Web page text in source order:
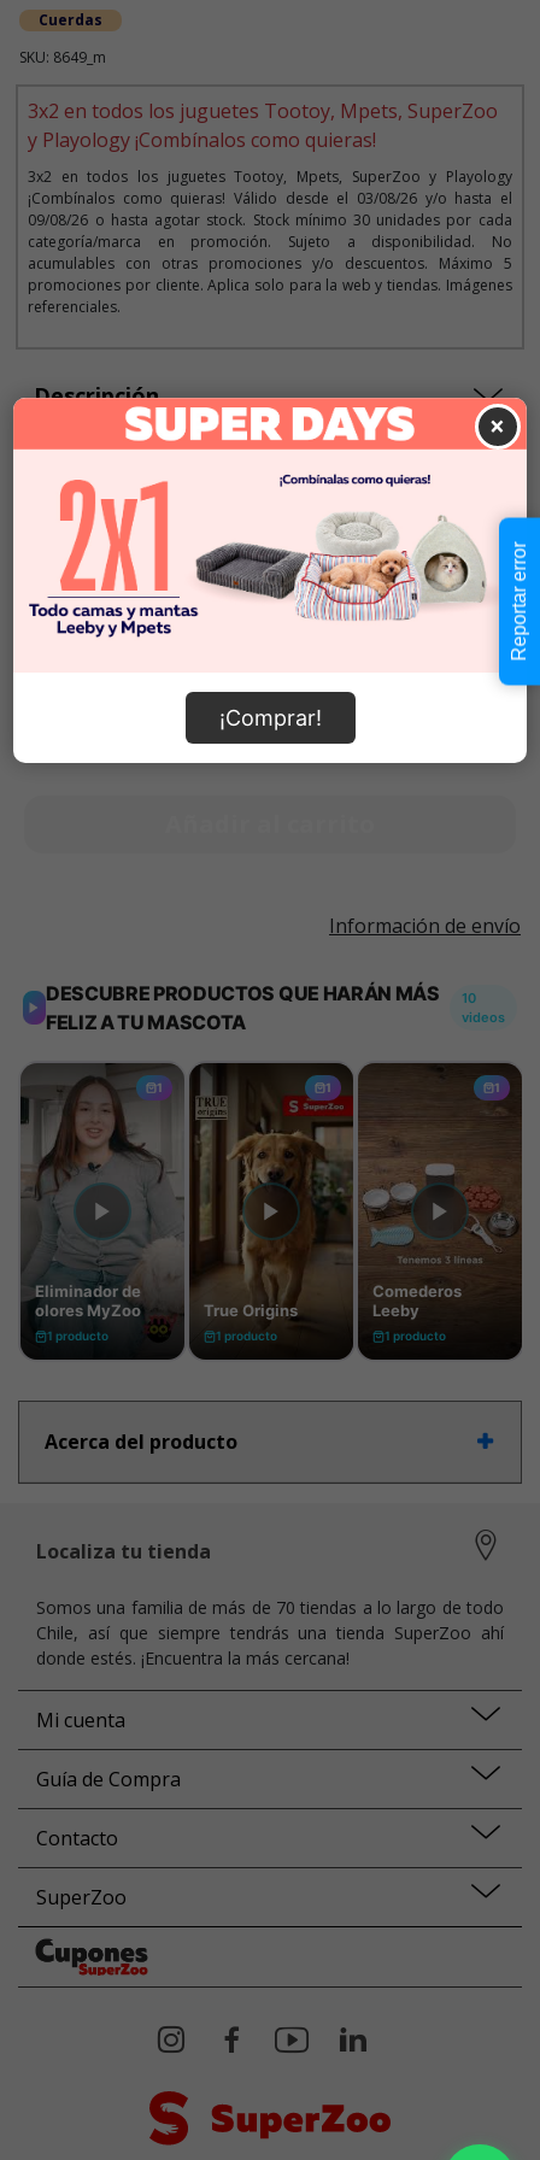
Cuerdas
SKU: 8649_m
3x2 en todos los juguetes Tootoy, Mpets, SuperZoo
y Playology ¡Combínalos como quieras!
3x2 en todos los juguetes Tootoy, Mpets, SuperZoo y Playology
¡Combínalos como quieras! Válido desde el 03/08/26 y/o hasta el
09/08/26 o hasta agotar stock. Stock mínimo 30 unidades por cada
categoría/marca en promoción. Sujeto a disponibilidad. No
acumulables con otras promociones y/o descuentos. Máximo 5
promociones por cliente. Aplica solo para la web y tiendas. Imágenes
referenciales.
Descripción
Seleccionar Formato
Talla S
Talla M
$7.990
Cantidad:
Selecciona una opción para ver
Información de envío
Acerca del producto
×
¡Comprar!
Localiza tu tienda
Somos una familia de más de 70 tiendas a lo largo de todo
Chile, así que siempre tendrás una tienda SuperZoo ahí
donde estés. ¡Encuentra la más cercana!
Mi cuenta
Guía de Compra
Contacto
SuperZoo
Reportar error